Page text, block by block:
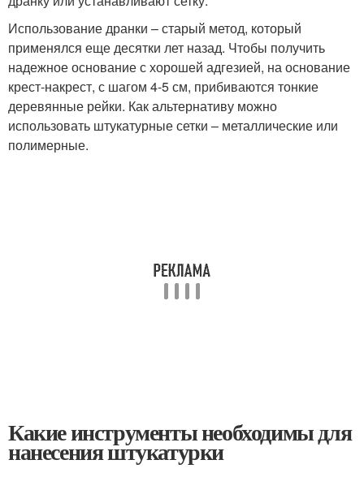
Использование дранки – старый метод, который
применялся еще десятки лет назад. Чтобы получить
надежное основание с хорошей адгезией, на основание
крест-накрест, с шагом 4-5 см, прибиваются тонкие
деревянные рейки. Как альтернативу можно
использовать штукатурные сетки – металлические или
полимерные.
Какие инструменты необходимы для
нанесения штукатурки